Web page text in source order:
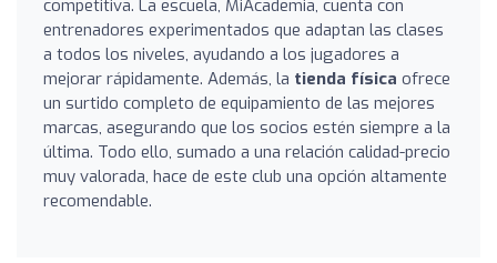
competitiva. La escuela, MiAcademia, cuenta con
entrenadores experimentados que adaptan las clases
a todos los niveles, ayudando a los jugadores a
mejorar rápidamente. Además, la tienda física ofrece
un surtido completo de equipamiento de las mejores
marcas, asegurando que los socios estén siempre a la
última. Todo ello, sumado a una relación calidad-precio
muy valorada, hace de este club una opción altamente
recomendable.